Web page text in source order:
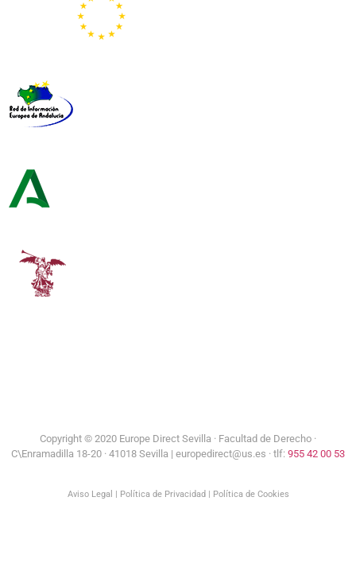
Copyright © 2020 Europe Direct Sevilla · Facultad de Derecho ·
C\Enramadilla 18-20 · 41018 Sevilla | europedirect@us.es · tlf: 955 42 00 53
Aviso Legal Política de Privacidad Política de Cookies